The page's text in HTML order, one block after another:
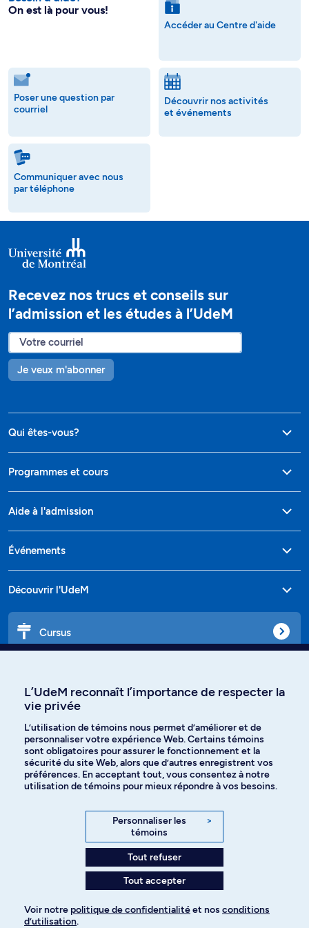
On est là pour vous!
Accéder au Centre d'aide
Poser une question par
courriel
Découvrir nos activités
et événements
Communiquer avec nous
par téléphone
Recevez nos trucs et conseils sur
l’admission et les études à l’UdeM
Je veux m'abonner
Qui êtes-vous?
Programmes et cours
Aide à l'admission
Événements
Découvrir l'UdeM
Cursus
Langues
Facebook Instagram
YouTube
Politique de confidentialité
L’UdeM reconnaît l’importance de respecter la
vie privée
L’utilisation de témoins nous permet d’améliorer et de
personnaliser votre expérience Web. Certains témoins
sont obligatoires pour assurer le fonctionnement et la
sécurité du site Web, alors que d’autres enregistrent vos
préférences. En acceptant tout, vous consentez à notre
utilisation de témoins pour mieux répondre à vos besoins.
Personnaliser les
témoins
>
Tout refuser
Tout accepter
Voir notre politique de confidentialitéet nos conditions
d’utilisation.